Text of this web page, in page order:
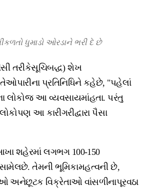
ધુમાડો ઓરડાને ભરી દે છે
તરીકેસૂચિબદ્ધ) શેખ
પ્રતિનિધિને કહેછે, "પહેલાં
લોકોજ આ વ્યવસાયમાંહતા. પરંતુ
આ કારીગરીદ્વારા પૈસા
શહેરમાં લગભગ 100-150
તેમની ભૂમિકામહત્વની છે,
અનેછૂટક વિક્રેતાઓ વાંસળીનાપૂરવઠા